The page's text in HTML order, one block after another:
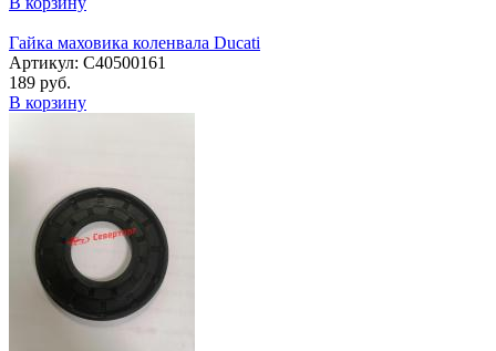
Гайка маховика коленвала Ducati
Артикул: C40500161
189 руб.
В корзину